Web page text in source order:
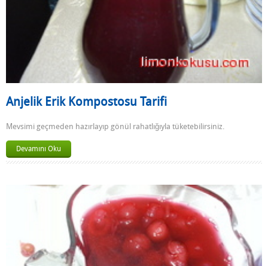
Anjelik Erik Kompostosu Tarifi
Mevsimi geçmeden hazırlayıp gönül rahatlığıyla tüketebilirsiniz.
Devamını Oku